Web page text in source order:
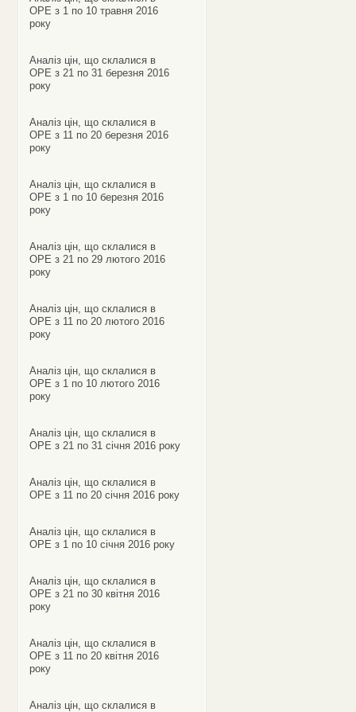
ОРЕ з 1 по 10 травня 2016
року
Аналіз цін, що склалися в
ОРЕ з 21 по 31 березня 2016
року
Аналіз цін, що склалися в
ОРЕ з 11 по 20 березня 2016
року
Аналіз цін, що склалися в
ОРЕ з 1 по 10 березня 2016
року
Аналіз цін, що склалися в
ОРЕ з 21 по 29 лютого 2016
року
Аналіз цін, що склалися в
ОРЕ з 11 по 20 лютого 2016
року
Аналіз цін, що склалися в
ОРЕ з 1 по 10 лютого 2016
року
Аналіз цін, що склалися в
ОРЕ з 21 по 31 січня 2016 року
Аналіз цін, що склалися в
ОРЕ з 11 по 20 січня 2016 року
Аналіз цін, що склалися в
ОРЕ з 1 по 10 січня 2016 року
Аналіз цін, що склалися в
ОРЕ з 21 по 30 квітня 2016
року
Аналіз цін, що склалися в
ОРЕ з 11 по 20 квітня 2016
року
Аналіз цін, що склалися в